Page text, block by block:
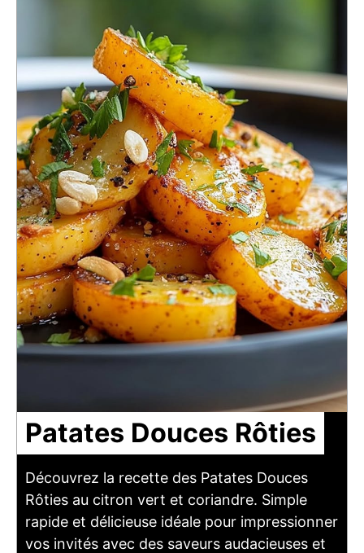
Patates Douces Rôties
Découvrez la recette des Patates Douces
Rôties au citron vert et coriandre. Simple
rapide et délicieuse idéale pour impressionner
vos invités avec des saveurs audacieuses et